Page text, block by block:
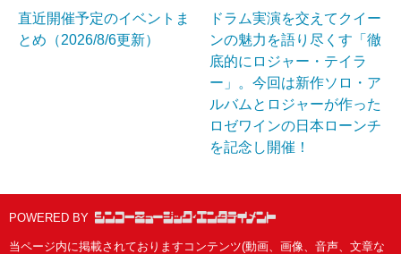
直近開催予定のイベントま
とめ（2026/8/6更新）
ドラム実演を交えてクイー
ンの魅力を語り尽くす「徹
底的にロジャー・テイラ
ー」。今回は新作ソロ・ア
ルバムとロジャーが作った
ロゼワインの日本ローンチ
を記念し開催！
POWERED BY
当ページ内に掲載されておりますコンテンツ(動画、画像、音声、文章な